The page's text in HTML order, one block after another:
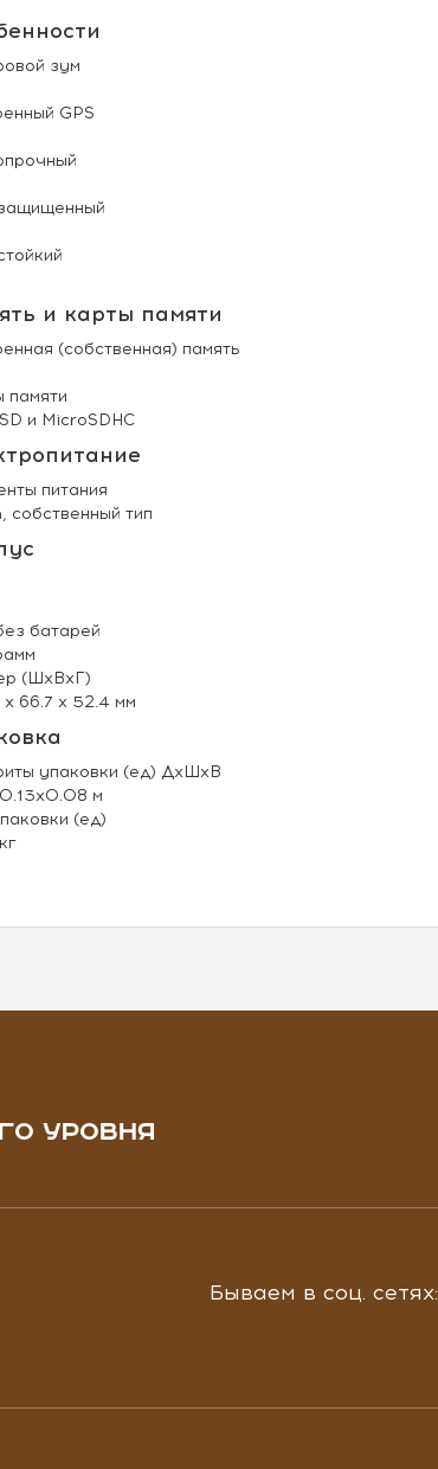
зум
GPS
и карты памяти
(собственная) память
памяти
и MicroSDHC
питания
собственный тип
батарей
(ШхВхГ)
х 66.7 х 52.4 мм
упаковки (ед) ДхШхВ
м
(ед)
УРОВНЯ
Бываем в соц. сетях: